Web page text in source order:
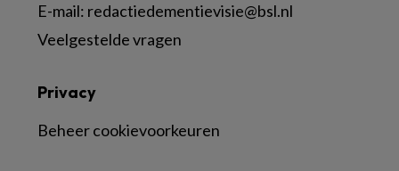
E-mail: redactiedementievisie@bsl.nl
Veelgestelde vragen
Privacy
Beheer cookievoorkeuren